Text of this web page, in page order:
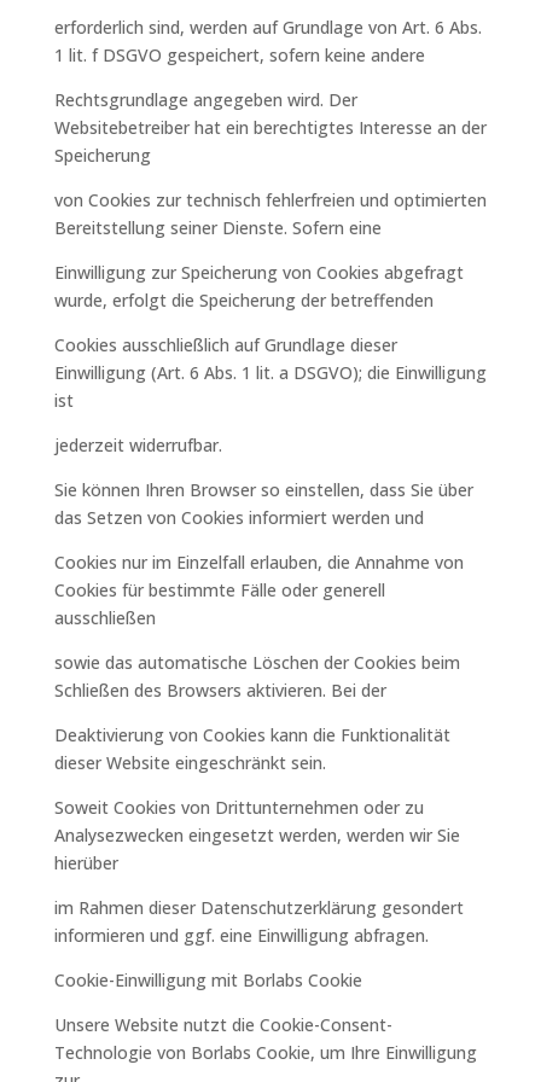
erforderlich sind, werden auf Grundlage von Art. 6 Abs.
1 lit. f DSGVO gespeichert, sofern keine andere
Rechtsgrundlage angegeben wird. Der
Websitebetreiber hat ein berechtigtes Interesse an der
Speicherung
von Cookies zur technisch fehlerfreien und optimierten
Bereitstellung seiner Dienste. Sofern eine
Einwilligung zur Speicherung von Cookies abgefragt
wurde, erfolgt die Speicherung der betreffenden
Cookies ausschließlich auf Grundlage dieser
Einwilligung (Art. 6 Abs. 1 lit. a DSGVO); die Einwilligung
ist
jederzeit widerrufbar.
Sie können Ihren Browser so einstellen, dass Sie über
das Setzen von Cookies informiert werden und
Cookies nur im Einzelfall erlauben, die Annahme von
Cookies für bestimmte Fälle oder generell
ausschließen
sowie das automatische Löschen der Cookies beim
Schließen des Browsers aktivieren. Bei der
Deaktivierung von Cookies kann die Funktionalität
dieser Website eingeschränkt sein.
Soweit Cookies von Drittunternehmen oder zu
Analysezwecken eingesetzt werden, werden wir Sie
hierüber
im Rahmen dieser Datenschutzerklärung gesondert
informieren und ggf. eine Einwilligung abfragen.
Cookie-Einwilligung mit Borlabs Cookie
Unsere Website nutzt die Cookie-Consent-
Technologie von Borlabs Cookie, um Ihre Einwilligung